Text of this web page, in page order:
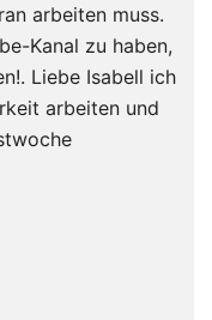
arbeiten muss.
Kanal zu haben,
Liebe Isabell ich
arbeiten und